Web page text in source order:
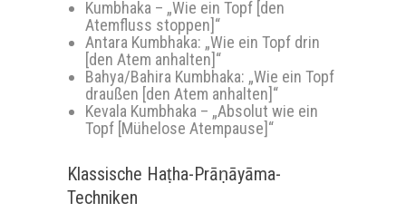
Kumbhaka – „Wie ein Topf [den
Atemfluss stoppen]“
Antara Kumbhaka: „Wie ein Topf drin
[den Atem anhalten]“
Bahya/Bahira Kumbhaka: „Wie ein Topf
draußen [den Atem anhalten]“
Kevala Kumbhaka – „Absolut wie ein
Topf [Mühelose Atempause]“
Klassische Haṭha-Prāṇāyāma-
Techniken